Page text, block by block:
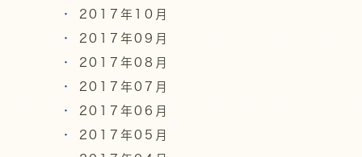
2017年10月
2017年09月
2017年08月
2017年07月
2017年06月
2017年05月